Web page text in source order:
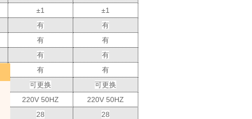
±1 ±1
有
有
有
有
有
有
有
有
可更换
可更换
220V 50HZ
220V 50HZ
28
28